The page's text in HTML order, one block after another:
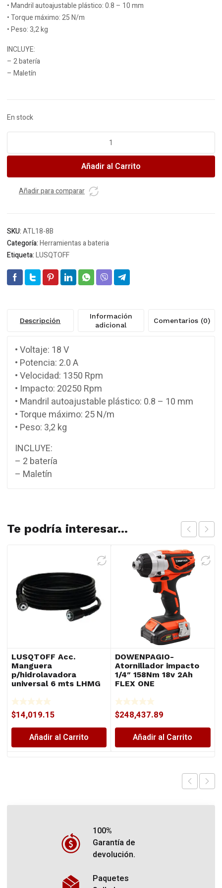
• Mandril autoajustable plástico: 0.8 – 10 mm
• Torque máximo: 25 N/m
• Peso: 3,2 kg
INCLUYE:
– 2 batería
– Maletín
En stock
Atorn.
c/percutor
18v
2Ah
*
cantidad
Añadir al Carrito
Añadir para comparar
SKU:ATL18-8B
Categoría:Herramientas a bateria
Etiqueta:LUSQTOFF
Descripción
Información
adicional
Comentarios (0)
• Voltaje: 18 V
• Potencia: 2.0 A
• Velocidad: 1350 Rpm
• Impacto: 20250 Rpm
• Mandril autoajustable plástico: 0.8 – 10 mm
• Torque máximo: 25 N/m
• Peso: 3,2 kg
INCLUYE:
– 2 batería
– Maletín
Te podría interesar...
LUSQTOFF Acc.
Manguera
p/hidrolavadora
universal 6 mts LHMG
$14,019.15
Añadir al Carrito
DOWENPAGIO-
Atornillador impacto
1/4″ 158Nm 18v 2Ah
FLEX ONE
$248,437.89
Añadir al Carrito
100%
Garantía de
devolución.
Paquetes